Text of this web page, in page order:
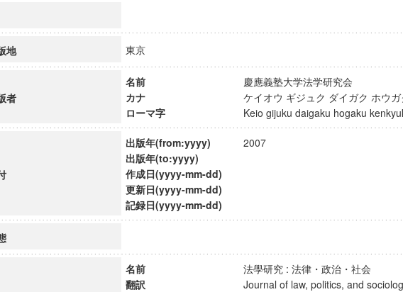
市民社会ガバナンス教育研究センター
論理と感性の先端的教育研究拠点
超成熟社会発展のサイエンス」
地 東京
者
名前
慶應義塾大学法学研究会
カナ
ケイオウ ギジュク ダイガク ホウ
ローマ字
Keio gijuku daigaku hogaku
出版年(from:yyyy)
2007
出版年(to:yyyy)
作成日(yyyy-mm-dd)
更新日(yyyy-mm-dd)
記録日(yyyy-mm-dd)
名前
法學研究 : 法律・政治・社会
翻訳
Journal of law, politics, and